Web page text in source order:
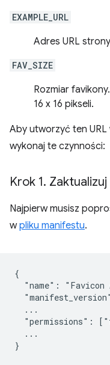
EXAMPLE_URL
Adres URL
FAV_SIZE
Rozmiar
16 x 16 pikseli.
Aby utworzyć ten
wykonaj te czynności:
Krok 1.
Najpierw musisz
wpliku manifestu.
{
"name": "Favicon
  ...
"permissions":
  ...